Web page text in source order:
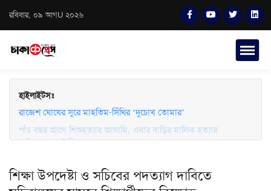
রবিবার, ০৯ আগU ২০২৬
হাইলাইটসঃ
রাজেশ ঘোষের সুরে মাহতিম-সিঁথির ‘দুচোখ তোমার’
পাঁচ বছর আগে শিশুহত্যার আসামি, এবার বাড়ির মালিক হত্যার
অভিযোগে লাইলী
শিক্ষা উপদেষ্টা ও সচিবের পদত্যাগ দাবিতে